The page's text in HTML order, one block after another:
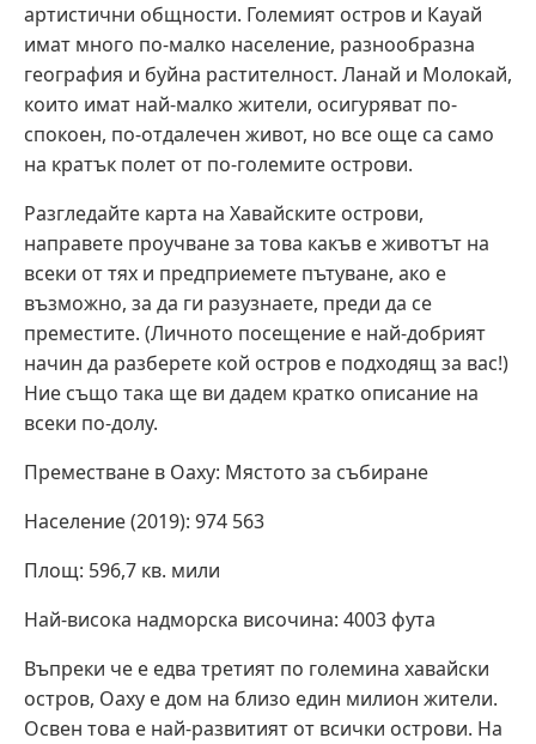
артистични общности. Големият остров и Кауай
имат много по-малко население, разнообразна
география и буйна растителност. Ланай и Молокай,
които имат най-малко жители, осигуряват по-
спокоен, по-отдалечен живот, но все още са само
на кратък полет от по-големите острови.
Разгледайте карта на Хавайските острови,
направете проучване за това какъв е животът на
всеки от тях и предприемете пътуване, ако е
възможно, за да ги разузнаете, преди да се
преместите. (Личното посещение е най-добрият
начин да разберете кой остров е подходящ за вас!)
Ние също така ще ви дадем кратко описание на
всеки по-долу.
Преместване в Оаху: Мястото за събиране
Население (2019): 974 563
Площ: 596,7 кв. мили
Най-висока надморска височина: 4003 фута
Въпреки че е едва третият по големина хавайски
остров, Оаху е дом на близо един милион жители.
Освен това е най-развитият от всички острови. На